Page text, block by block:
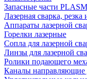
Запасные части
Лазерная сварка, резка
Аппараты лазерной
Горелки лазерные
Сопла для лазерной
Линзы для лазерной
Ролики подающего
Каналы направляющие